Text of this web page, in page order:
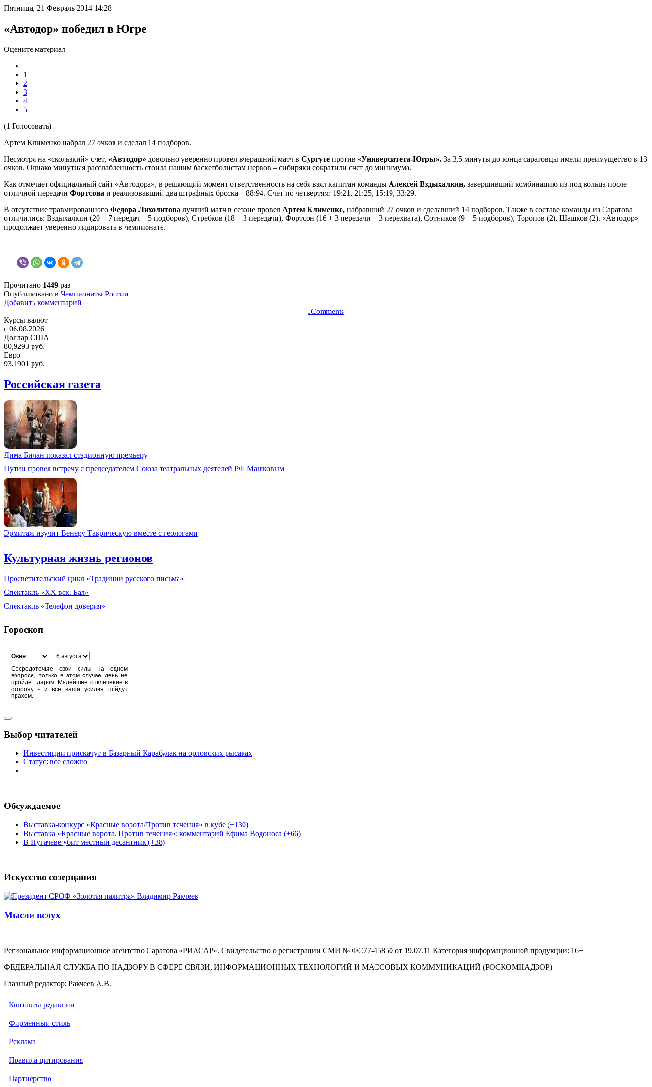
Пятница, 21 Февраль 2014 14:28
«Автодор» победил в Югре
Оцените материал
1
2
3
4
5
(1 Голосовать)
Артем Клименко набрал 27 очков и сделал 14 подборов.
Несмотря на «скользкий» счет, «Автодор» довольно уверенно провел вчерашний матч в Сургуте против «Университета-Югры». За 3,5 минуты до конца саратовцы имели преимущество в 13
очков. Однако минутная расслабленность стоила нашим баскетболистам нервов – сибиряки сократили счет до минимума.
Как отмечает официальный сайт «Автодора», в решающий момент ответственность на себя взял капитан команды Алексей Вздыхалкин, завершивший комбинацию из-под кольца после
отличной передачи Фортсона и реализовавший два штрафных броска – 88:94. Счет по четвертям: 19:21, 21:25, 15:19, 33:29.
В отсутствие травмированного Федора Лихолитова лучший матч в сезоне провел Артем Клименко, набравший 27 очков и сделавший 14 подборов. Также в составе команды из Саратова
отличились: Вздыхалкин (20 + 7 передач + 5 подборов), Стребков (18 + 3 передачи), Фортсон (16 + 3 передачи + 3 перехвата), Сотников (9 + 5 подборов), Торопов (2), Шашков (2). «Автодор»
продолжает уверенно лидировать в чемпионате.
Прочитано 1449 раз
Опубликовано в Чемпионаты России
Добавить комментарий
JComments
Курсы валют
c 06.08.2026
Доллар США
80,9293 руб.
Евро
93,1901 руб.
Российская газета
Дима Билан показал стадионную премьеру
Путин провел встречу с председателем Союза театральных деятелей РФ Машковым
Эрмитаж изучит Венеру Таврическую вместе с геологами
Культурная жизнь регионов
Просветительский цикл «Традиции русского письма»
Спектакль «XX век. Бал»
Спектакль «Телефон доверия»
Гороскоп
Сосредоточьте свои силы на одном
вопросе, только в этом случае день не
пройдет даром. Малейшее отвлечение в
сторону - и все ваши усилия пойдут
прахом.
Выбор читателей
Инвестиции прискачут в Базарный Карабулак на орловских рысаках
Статус: все сложно
Обсуждаемое
Выставка-конкурс «Красные ворота/Против течения» в кубе (+130)
Выставка «Красные ворота. Против течения»: комментарий Ефима Водоноса (+66)
В Пугачеве убит местный десантник (+38)
Искусство созерцания
Мысли вслух
Региональное информационное агентство Саратова «РИАСАР». Свидетельство о регистрации СМИ № ФС77-45850 от 19.07.11 Категория информационной продукции: 16+
ФЕДЕРАЛЬНАЯ СЛУЖБА ПО НАДЗОРУ В СФЕРЕ СВЯЗИ, ИНФОРМАЦИОННЫХ ТЕХНОЛОГИЙ И МАССОВЫХ КОММУНИКАЦИЙ (РОСКОМНАДЗОР)
Главный редактор: Ракчеев А.В.
Контакты редакции
Фирменный стиль
Реклама
Правила цитирования
Партнерство